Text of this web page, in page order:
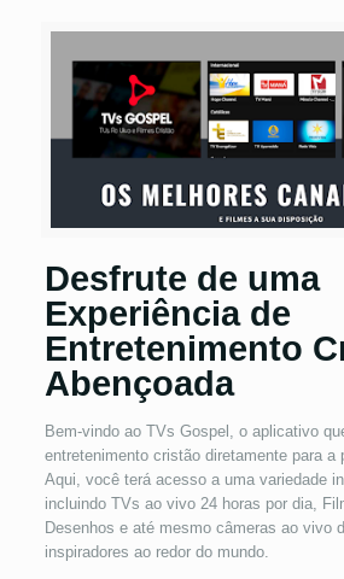
Desfrute de uma
Experiência de
Entretenimento
Abençoada
Bem-vindo ao TVs Gospel, o aplicativo
entretenimento cristão diretamente para a
Aqui, você terá acesso a uma variedade
incluindo TVs ao vivo 24 horas por dia,
Desenhos e até mesmo câmeras ao vivo
inspiradores ao redor do mundo.